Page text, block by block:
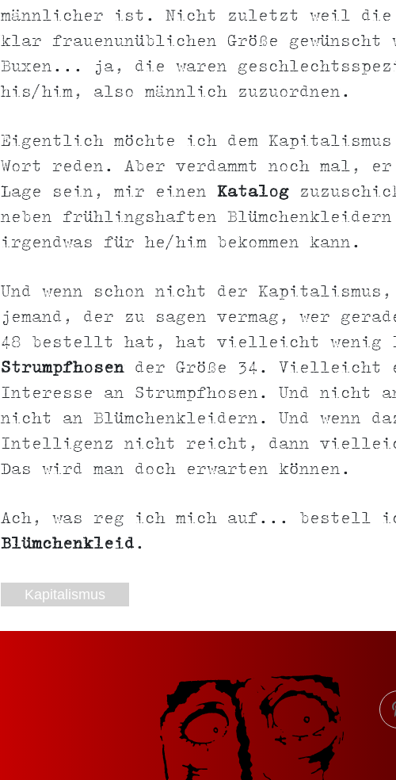
männlicher ist. Nicht zuletzt weil die
klar frauenunüblichen Größe gewünscht
Buxen... ja, die waren
his/him, also männlich zuzuordnen.
Eigentlich möchte ich dem
Wort reden. Aber verdammt noch mal,
Lage sein, mir einen Katalog
neben frühlingshaften Blümchenkleidern
irgendwas für he/him bekommen kann.
Und wenn schon nicht der
jemand, der zu sagen vermag, wer
48 bestellt hat, hat vielleicht wenig
Strumpfhosender Größe 34. Vielleicht
Interesse an Strumpfhosen. Und nicht
nicht an Blümchenkleidern. Und wenn
Intelligenz nicht reicht, dann
Das wird man doch erwarten können.
Ach, was reg ich mich auf... bestell
Blümchenkleid .
Kapitalismus